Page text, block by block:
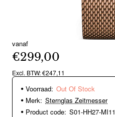
Out Of Stock
vanaf
€299,00
Excl. BTW: €247,11
Voorraad: Out Of Stock
Merk: Sternglas Zeitmesser
Product code: S01-HH27-MI11